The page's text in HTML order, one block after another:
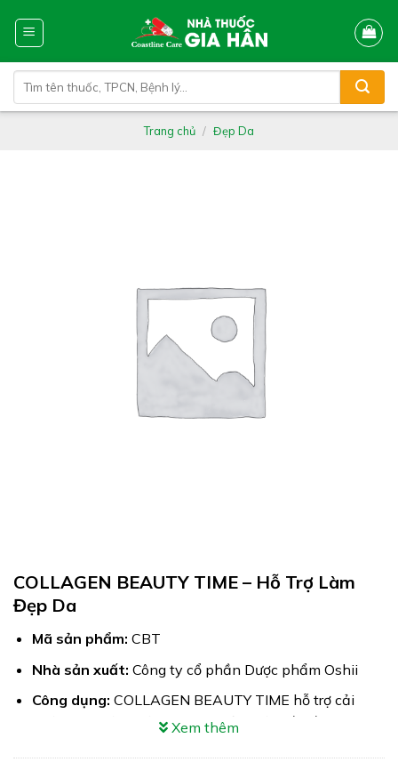
kiếm:
Trang chủ / Đẹp Da
COLLAGEN BEAUTY TIME – Hỗ Trợ Làm
Đẹp Da
Mã sản phẩm: CBT
Nhà sản xuất: Công ty cổ phần Dược phẩm Oshii
Công dụng: COLLAGEN BEAUTY TIME hỗ trợ cải
thiện các triệu chứng do suy giảm nội tiết tố nữ
Xem thêm